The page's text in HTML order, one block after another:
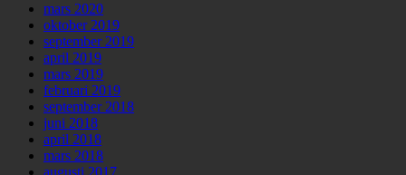
mars 2020
oktober 2019
september 2019
april 2019
mars 2019
februari 2019
september 2018
juni 2018
april 2018
mars 2018
augusti 2017